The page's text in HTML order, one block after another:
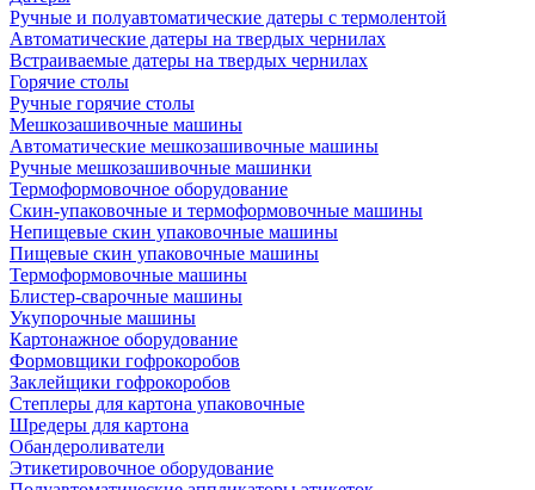
Ручные и полуавтоматические датеры с термолентой
Автоматические датеры на твердых чернилах
Встраиваемые датеры на твердых чернилах
Горячие столы
Ручные горячие столы
Мешкозашивочные машины
Автоматические мешкозашивочные машины
Ручные мешкозашивочные машинки
Термоформовочное оборудование
Скин-упаковочные и термоформовочные машины
Непищевые скин упаковочные машины
Пищевые скин упаковочные машины
Термоформовочные машины
Блистер-сварочные машины
Укупорочные машины
Картонажное оборудование
Формовщики гофрокоробов
Заклейщики гофрокоробов
Степлеры для картона упаковочные
Шредеры для картона
Обандероливатели
Этикетировочное оборудование